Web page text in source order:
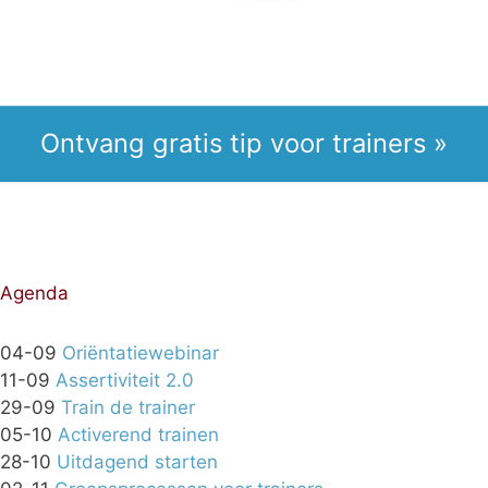
Ontvang gratis tip voor trainers »
Agenda
04-09 Oriëntatiewebinar
11-09 Assertiviteit 2.0
29-09 Train de trainer
05-10 Activerend trainen
28-10 Uitdagend starten